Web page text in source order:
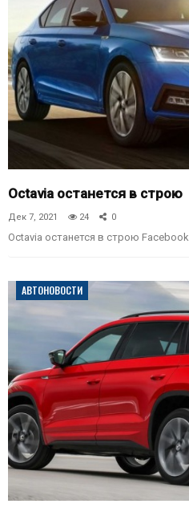
Octavia останется в строю
Дек 7, 2021 24 0
Octavia останется в строю Facebook
АВТОНОВОСТИ